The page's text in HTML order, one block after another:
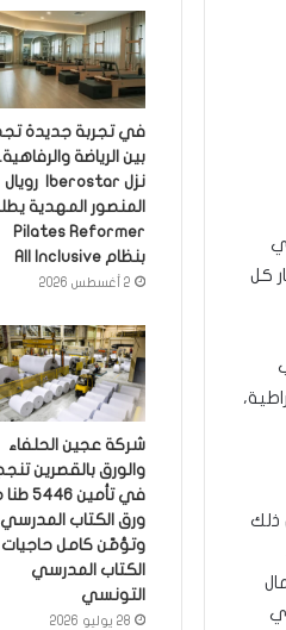
و اعتبار كل
ذلك
أي
في تجربة جديدة
بين الرياضة
نزل Iberostar رويال
المنصور المهدية
Pilates Reformer
بنظام All Inclusive
2 أغسطس 2026
شركة عجين الحلفاء
والورق بالقصرين
في تأمين
ورق الكتاب المدرسي
وتؤمّن كامل حاجيات
الكتاب المدرسي
التونسي
28 يوليو 2026